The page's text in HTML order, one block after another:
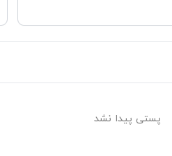
پستی پیدا نشد